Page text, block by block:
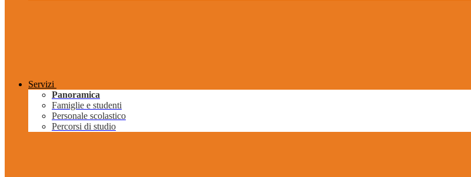
Servizi
Panoramica
Famiglie e studenti
Personale scolastico
Percorsi di studio